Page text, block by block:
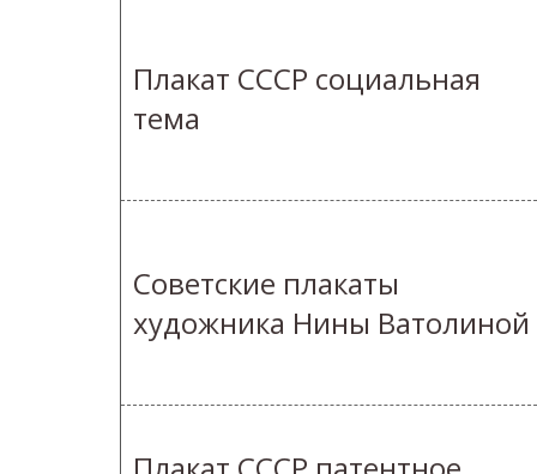
Плакат СССР социальная
тема
Советские плакаты
художника Нины Ватолиной